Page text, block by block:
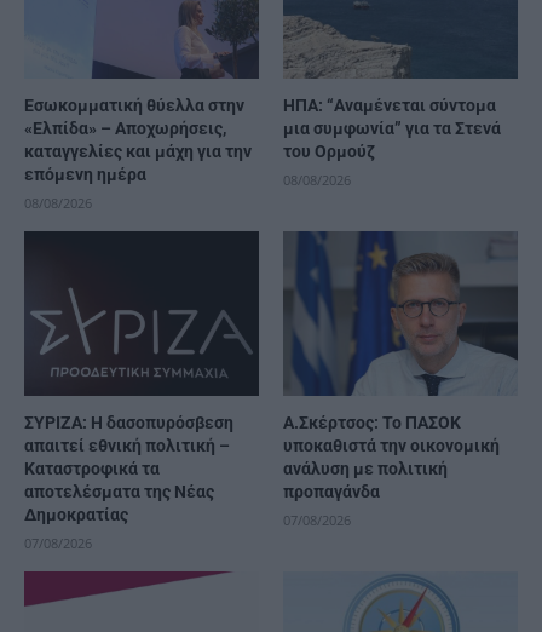
Εσωκομματική θύελλα στην
«Ελπίδα» – Αποχωρήσεις,
καταγγελίες και μάχη για την
επόμενη ημέρα
08/08/2026
ΗΠΑ: “Αναμένεται σύντομα
μια συμφωνία” για τα Στενά
του Ορμούζ
08/08/2026
ΣΥΡΙΖΑ: Η δασοπυρόσβεση
απαιτεί εθνική πολιτική –
Καταστροφικά τα
αποτελέσματα της Νέας
Δημοκρατίας
07/08/2026
Α.Σκέρτσος: Το ΠΑΣΟΚ
υποκαθιστά την οικονομική
ανάλυση με πολιτική
προπαγάνδα
07/08/2026